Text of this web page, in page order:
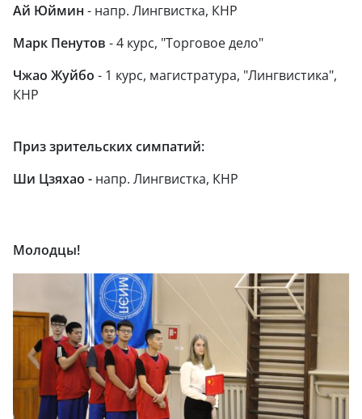
Ай Юймин - напр. Лингвистка, КНР
Марк Пенутов - 4 курс, "Торговое дело"
Чжао Жуйбо - 1 курс, магистратура, "Лингвистика",
КНР
Приз зрительских симпатий:
Ши Цзяхао - напр. Лингвистка, КНР
Молодцы!